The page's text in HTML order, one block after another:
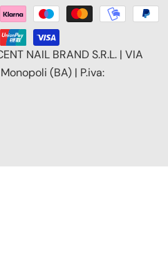
NAIL BRAND S.R.L. | VIA
(BA) | P.iva: